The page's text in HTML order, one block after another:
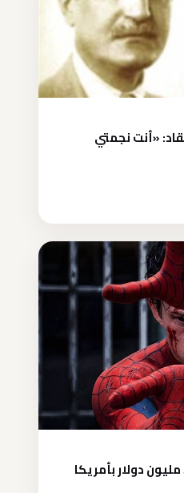
«أنت نجمتي
«سبايدر مان: يوم جديد» يتجاوز 500 مليون دولار بأمريكا